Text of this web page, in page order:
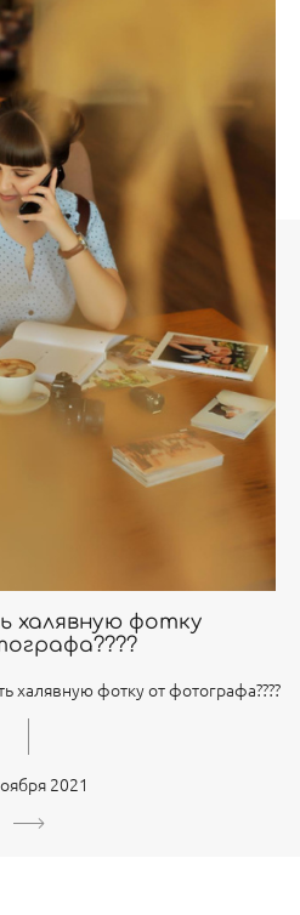
халявную фотку
халявную фотку от фотографа????
2021